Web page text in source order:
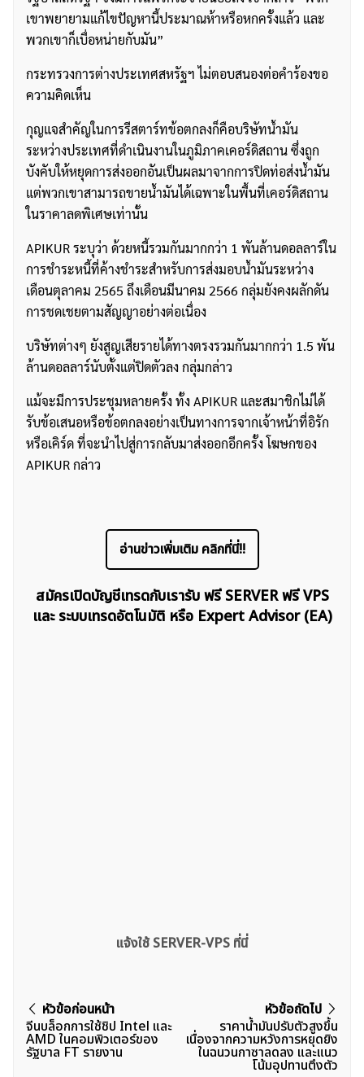
สำหรับ:
เขาพยายามแก้ไขปัญหานี้ประมาณห้าหรือหกครั้งแล้ว และ
พวกเขาก็เบื่อหน่ายกับมัน”
กระทรวงการต่างประเทศสหรัฐฯ ไม่ตอบสนองต่อคำร้องขอ
ความคิดเห็น
กุญแจสำคัญในการรีสตาร์ทข้อตกลงก็คือบริษัทน้ำมัน
ระหว่างประเทศที่ดำเนินงานในภูมิภาคเคอร์ดิสถาน ซึ่งถูก
บังคับให้หยุดการส่งออกอันเป็นผลมาจากการปิดท่อส่งน้ำมัน
แต่พวกเขาสามารถขายน้ำมันได้เฉพาะในพื้นที่เคอร์ดิสถาน
ในราคาลดพิเศษเท่านั้น
APIKUR ระบุว่า ด้วยหนี้รวมกันมากกว่า 1 พันล้านดอลลาร์ใน
การชำระหนี้ที่ค้างชำระสำหรับการส่งมอบน้ำมันระหว่าง
เดือนตุลาคม 2565 ถึงเดือนมีนาคม 2566 กลุ่มยังคงผลักดัน
การชดเชยตามสัญญาอย่างต่อเนื่อง
บริษัทต่างๆ ยังสูญเสียรายได้ทางตรงรวมกันมากกว่า 1.5 พัน
ล้านดอลลาร์นับตั้งแต่ปิดตัวลง กลุ่มกล่าว
แม้จะมีการประชุมหลายครั้ง ทั้ง APIKUR และสมาชิกไม่ได้
รับข้อเสนอหรือข้อตกลงอย่างเป็นทางการจากเจ้าหน้าที่อิรัก
หรือเคิร์ด ที่จะนำไปสู่การกลับมาส่งออกอีกครั้ง โฆษกของ
APIKUR กล่าว
อ่านข่าวเพิ่มเติม คลิกที่นี่!!
สมัครเปิดบัญชีเทรดกับเรารับ ฟรี SERVER ฟรี VPS
และ ระบบเทรดอัตโนมัติ หรือ Expert Advisor (EA)
แจ้งใช้ SERVER-VPS ที่นี่
แนะแนว
เรื่อง
หัวข้อก่อนหน้า
จีนบล็อกการใช้ชิป Intel และ
AMD ในคอมพิวเตอร์ของ
รัฐบาล FT รายงาน
หัวข้อถัดไป
ราคาน้ำมันปรับตัวสูงขึ้น
เนื่องจากความหวังการหยุดยิง
ในฉนวนกาซาลดลง และแนว
โน้มอุปทานตึงตัว